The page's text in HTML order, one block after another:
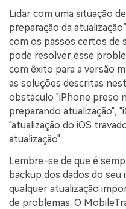
Lidar com uma situação
preparação da
com os passos certos de
pode resolver esse
com êxito para a versão
as soluções descritas
obstáculo "iPhone preso
preparando atualização",
"atualização do iOS
atualização".
Lembre-se de que é
backup dos dados do
qualquer atualização
de problemas. O